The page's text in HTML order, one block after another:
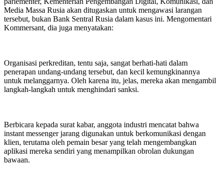
Media Massa Rusia akan ditugaskan untuk mengawasi larangan
tersebut, bukan Bank Sentral Rusia dalam kasus ini. Mengomentari
Kommersant, dia juga menyatakan:
Organisasi perkreditan, tentu saja, sangat berhati-hati dalam
penerapan undang-undang tersebut, dan kecil kemungkinannya
untuk melanggarnya. Oleh karena itu, jelas, mereka akan mengambil
langkah-langkah untuk menghindari sanksi.
Berbicara kepada surat kabar, anggota industri mencatat bahwa
instant messenger jarang digunakan untuk berkomunikasi dengan
klien, terutama oleh pemain besar yang telah mengembangkan
aplikasi mereka sendiri yang menampilkan obrolan dukungan
bawaan.